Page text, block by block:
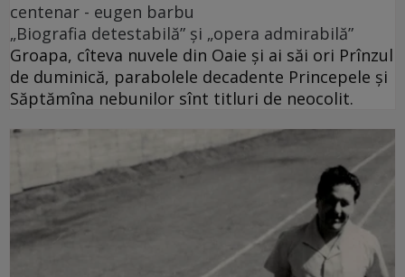
centenar - eugen barbu
„Biografia detestabilă” și „opera admirabilă”
Groapa, cîteva nuvele din Oaie și ai săi ori Prînzul
de duminică, parabolele decadente Princepele și
Săptămîna nebunilor sînt titluri de neocolit.